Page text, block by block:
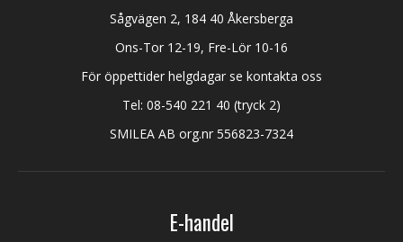
Sågvägen 2, 184 40 Åkersberga
Ons-Tor 12-19, Fre-Lör 10-16
För öppettider helgdagar se kontakta oss
Tel: 08-540 221 40 (tryck 2)
SMILEA AB org.nr 556823-7324
E-handel